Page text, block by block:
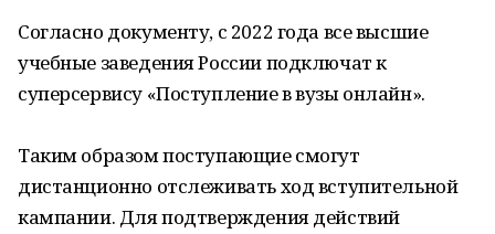
Согласно документу, с 2022 года все высшие
учебные заведения России подключат к
суперсервису «Поступление в вузы онлайн».
Таким образом поступающие смогут
дистанционно отслеживать ход вступительной
кампании. Для подтверждения действий